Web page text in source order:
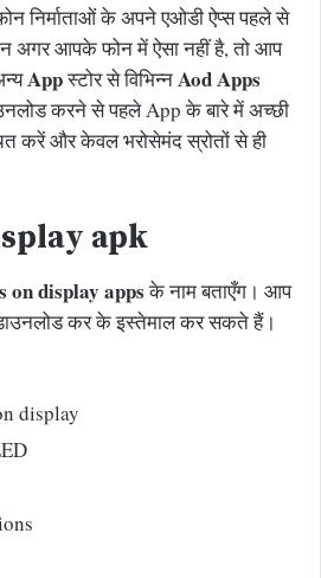
निर्माताओं के अपने एओडी ऐप्स पहले से
अगर आपके फोन में ऐसा नहीं है, तो आप
Appस्टोर से विभिन्नAod Apps
करने से पहले App के बारे में अच्छी
करें और केवल भरोसेमंद स्रोतों से ही
apk
on display appsके नाम बताएँग। आप
कर के इस्तेमाल कर सकते हैं।
display